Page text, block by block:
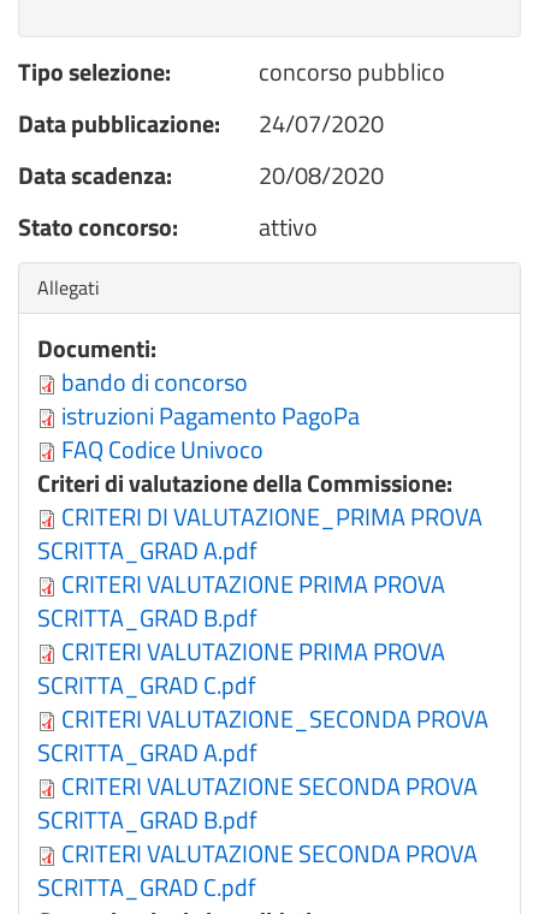
Tipo selezione:
concorso pubblico
Data pubblicazione:
24/07/2020
Data scadenza:
20/08/2020
Stato concorso:
attivo
Nascondi
Allegati
Documenti:
bando di concorso
istruzioni Pagamento PagoPa
FAQ Codice Univoco
Criteri di valutazione della Commissione:
CRITERI DI VALUTAZIONE_PRIMA PROVA
SCRITTA_GRAD A.pdf
CRITERI VALUTAZIONE PRIMA PROVA
SCRITTA_GRAD B.pdf
CRITERI VALUTAZIONE PRIMA PROVA
SCRITTA_GRAD C.pdf
CRITERI VALUTAZIONE_SECONDA PROVA
SCRITTA_GRAD A.pdf
CRITERI VALUTAZIONE SECONDA PROVA
SCRITTA_GRAD B.pdf
CRITERI VALUTAZIONE SECONDA PROVA
SCRITTA_GRAD C.pdf